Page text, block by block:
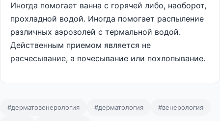
Иногда помогает ванна с горячей либо, наоборот,
прохладной водой. Иногда помогает распыление
различных аэрозолей с термальной водой.
Действенным приемом является не
расчесывание, а почесывание или похлопывание.
#дерматовенерология #дерматология #венерология